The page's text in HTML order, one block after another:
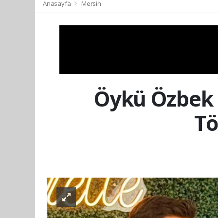
Anasayfa Mersin
Öykü